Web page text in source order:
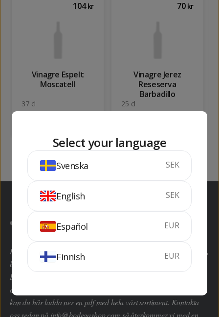
104kr
Vinagre Espelt
Moscatell
37 cl
70 kr
Vinagre Jerez
Reseserva
Barbadillo
25 cl
Här kan du handla hem dryckesvaror inom alla kategorier enkelt,
billigt och framför allt lagligt enligt EU-domstolen.
Bodegashop.com är en av de största grossisterna i Spanien med
ett produktsortiment på över 8.000 artiklar. Saknar du en vara
kan du här ladda ner en pdf med hela vårt sortiment. Kontakta
oss sedan på info@bodegashop.com så återkommer vi med en
Select your language
Svenska SEK
English SEK
Español EUR
Finnish EUR